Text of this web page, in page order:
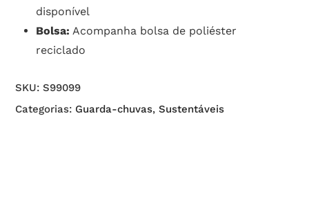
disponível
Bolsa: Acompanha bolsa de poliéster
reciclado
SKU: S99099
Categorias: Guarda-chuvas, Sustentáveis